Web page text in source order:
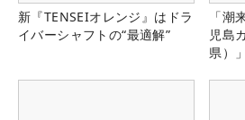
新『TENSEIオレンジ』はドラ
イバーシャフトの“最適解”
「潮
児島
県）